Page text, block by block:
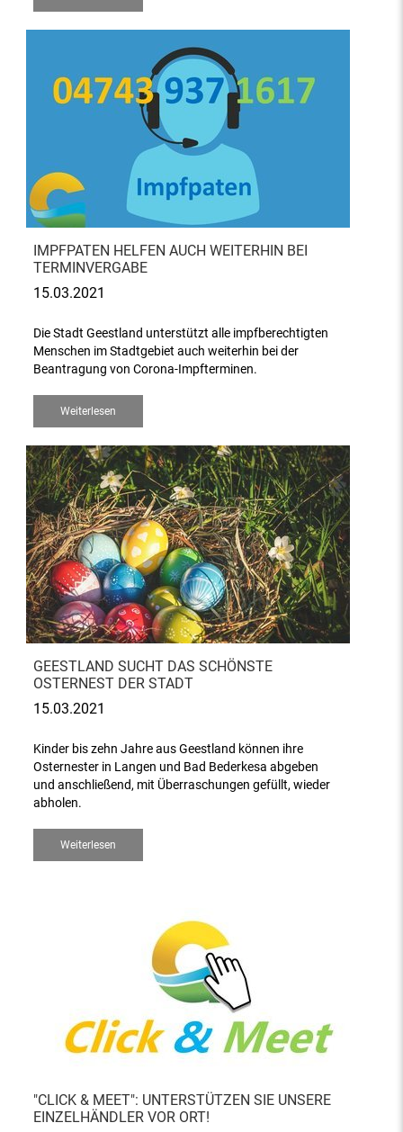
IMPFPATEN HELFEN AUCH WEITERHIN BEI
TERMINVERGABE
15.03.2021
Die Stadt Geestland unterstützt alle impfberechtigten
Menschen im Stadtgebiet auch weiterhin bei der
Beantragung von Corona-Impfterminen.
Weiterlesen
GEESTLAND SUCHT DAS SCHÖNSTE
OSTERNEST DER STADT
15.03.2021
Kinder bis zehn Jahre aus Geestland können ihre
Osternester in Langen und Bad Bederkesa abgeben
und anschließend, mit Überraschungen gefüllt, wieder
abholen.
Weiterlesen
"CLICK & MEET": UNTERSTÜTZEN SIE UNSERE
EINZELHÄNDLER VOR ORT!